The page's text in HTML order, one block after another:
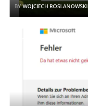
BYWOJCIECH ROSLANOWSKI